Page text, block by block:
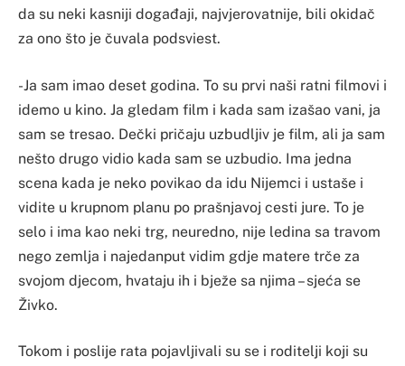
da su neki kasniji događaji, najvjerovatnije, bili okidač
za ono što je čuvala podsviest.
-Ja sam imao deset godina. To su prvi naši ratni filmovi i
idemo u kino. Ja gledam film i kada sam izašao vani, ja
sam se tresao. Dečki pričaju uzbudljiv je film, ali ja sam
nešto drugo vidio kada sam se uzbudio. Ima jedna
scena kada je neko povikao da idu Nijemci i ustaše i
vidite u krupnom planu po prašnjavoj cesti jure. To je
selo i ima kao neki trg, neuredno, nije ledina sa travom
nego zemlja i najedanput vidim gdje matere trče za
svojom djecom, hvataju ih i bježe sa njima – sjeća se
Živko.
Tokom i poslije rata pojavljivali su se i roditelji koji su